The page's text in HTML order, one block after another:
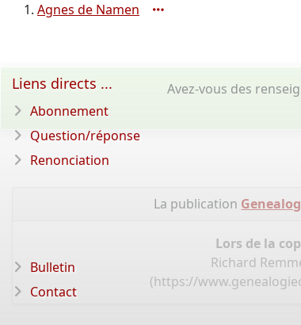
Agnes de Namen
Avez-vous des
La publication
Lors de la
Richard
(https://
Liens directs ...
Abonnement
Question/réponse
Renonciation
Bulletin
Contact